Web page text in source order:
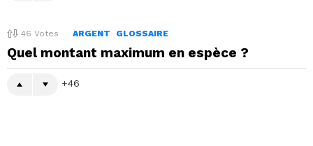
46 Votes ARGENT GLOSSAIRE
Quel montant maximum en espèce ?
46